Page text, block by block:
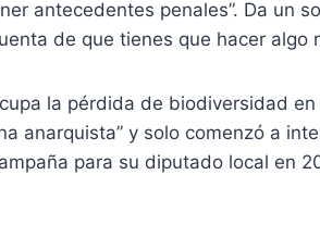
antecedentes penales”. Da un
de que tienes que hacer algo
la pérdida de biodiversidad en
anarquista” y solo comenzó a
para su diputado local en